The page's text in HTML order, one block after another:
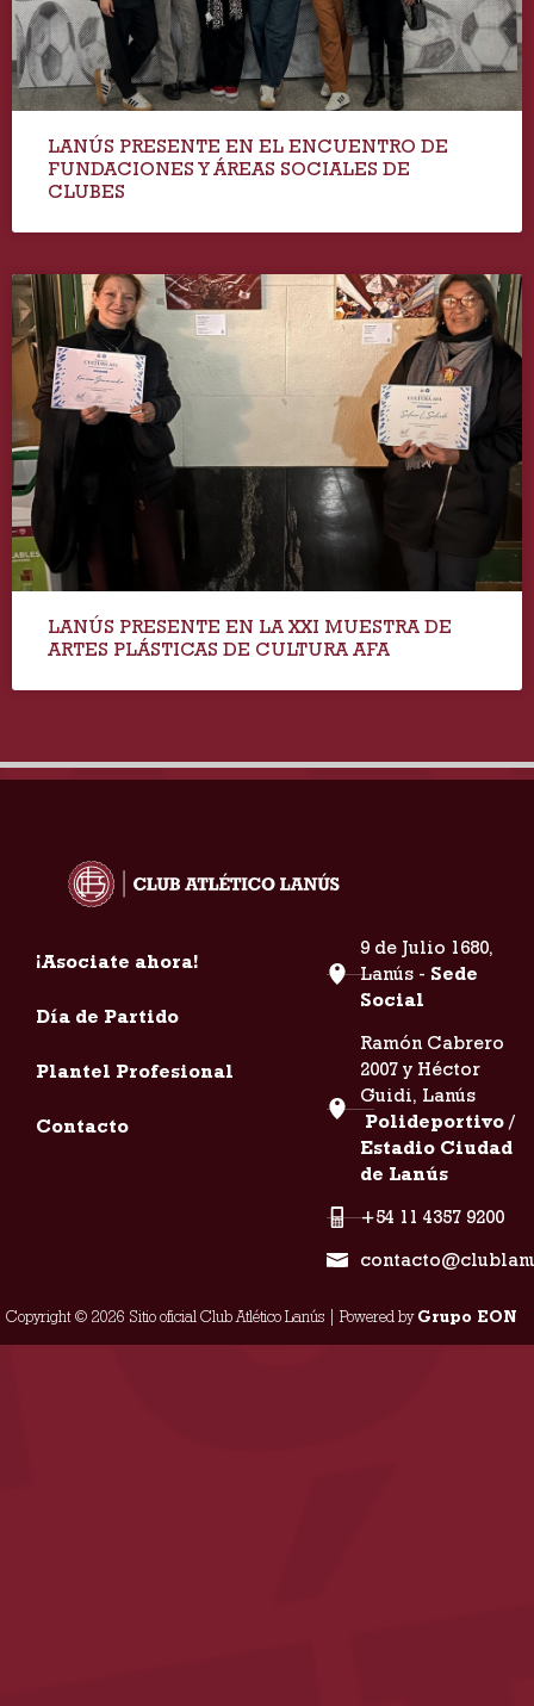
LANÚS PRESENTE EN EL ENCUENTRO DE
FUNDACIONES Y ÁREAS SOCIALES DE
CLUBES
LANÚS PRESENTE EN LA XXI MUESTRA DE
ARTES PLÁSTICAS DE CULTURA AFA
¡Asociate ahora!
Día de Partido
Plantel Profesional
Contacto
9 de Julio 1680,
Lanús - Sede
Social
Ramón Cabrero
2007 y Héctor
Guidi, Lanús
Polideportivo /
Estadio Ciudad
de Lanús
+54 11 4357 9200
Copyright © 2026 Sitio oficial Club Atlético Lanús | Powered byGrupo EON